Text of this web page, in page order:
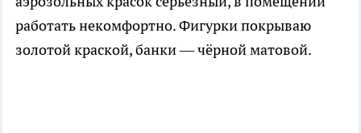
работать некомфортно. Фигурки покрываю
золотой краской, банки — чёрной матовой.